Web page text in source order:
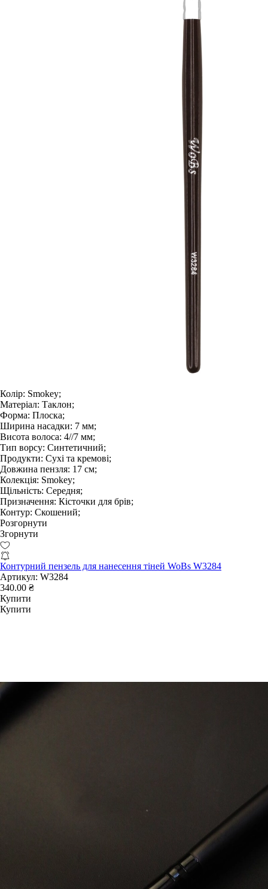
Колір: Smokey;
Матеріал: Таклон;
Форма: Плоска;
Ширина насадки: 7 мм;
Висота волоса: 4//7 мм;
Тип ворсу: Синтетичний;
Продукти: Сухі та кремові;
Довжина пензля: 17 см;
Колекція: Smokey;
Щільність: Середня;
Призначення: Кісточки для брів;
Контур: Скошений;
Розгорнути
Згорнути
Контурний пензель для нанесення тіней WoBs W3284
Артикул: W3284
340.00 ₴
Купити
Купити